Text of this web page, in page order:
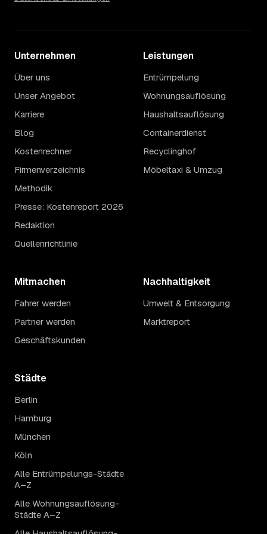
Unternehmen
Über uns
Unser Angebot
Karriere
Blog
Kostenrechner
Firmenverzeichnis
Methodik
Presse: Kostenreport 2026
Redaktion
Quellenrichtlinie
Leistungen
Entrümpelung
Wohnungsauflösung
Haushaltsauflösung
Containerdienst
Recyclinghof
Möbeltaxi & Umzug
Mitmachen
Fahrer werden
Partner werden
Geschäftskunden
Nachhaltigkeit
Umwelt & Entsorgung
Marktreport
Städte
Berlin
Hamburg
München
Köln
Alle Entrümpelungs-Städte
A–Z
Alle Wohnungsauflösung-
Städte A–Z